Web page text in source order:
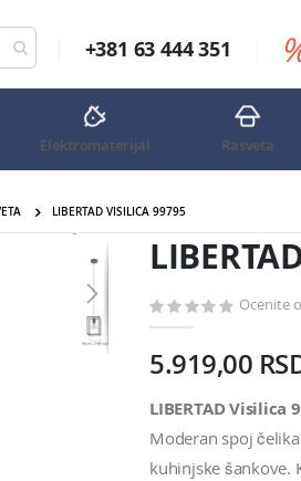
+381 63 444 351
Elektromaterijal Rasveta
LIBERTAD VISILICA 99795
Ocenite
5.919,00
LIBERTAD Visilica
Moderan spoj
kuhinjske šankove.